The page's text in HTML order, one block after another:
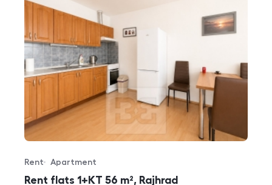
Rent flats 1+KT 56 m², Rajhrad
Offer type
Rent
Property type
Apartment